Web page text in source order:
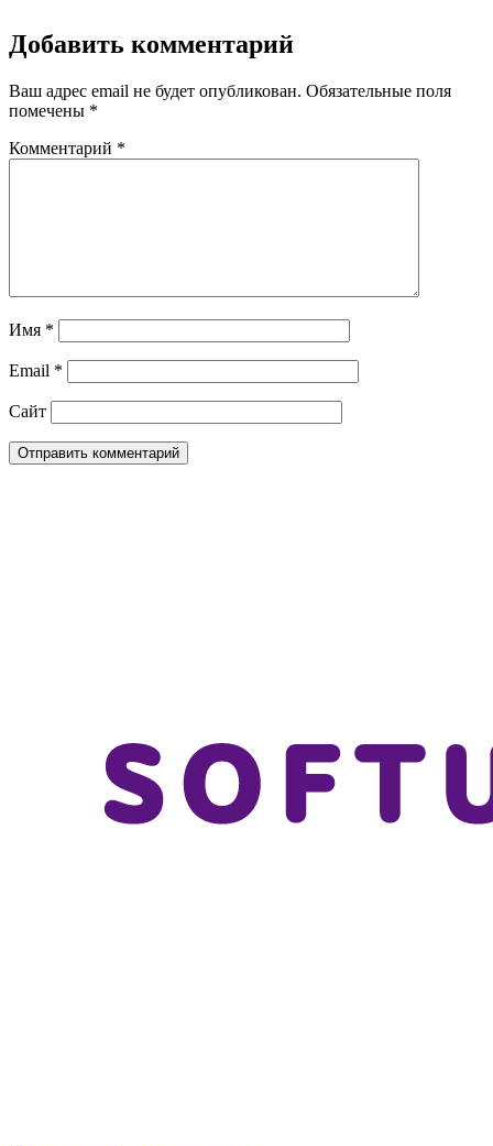
Добавить комментарий
Ваш адрес email не будет опубликован. Обязательные поля
помечены *
Комментарий *
Имя *
Email *
Сайт